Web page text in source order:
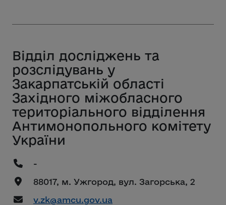
Відділ досліджень та
розслідувань у
Закарпатській області
Західного міжобласного
територіального відділення
Антимонопольного комітету
України
-
88017, м. Ужгород, вул. Загорська, 2
v.zk@amcu.gov.ua